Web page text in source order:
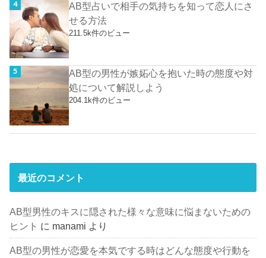
AB型占いで相手の気持ちを知って恋人にさ
せる方法
211.5k件のビュー
AB型の男性が嫉妬心を抱いた時の態度や対
処について解説しよう
204.1k件のビュー
最近のコメント
AB型男性のキスに隠された様々な意味に悩まないための
ヒント に manami より
AB型の男性が恋愛を本気でする時はどんな態度や行動を